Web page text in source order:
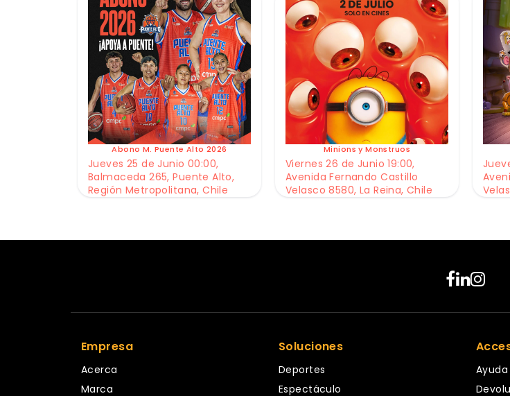
Abono M. Puente Alto 2026
Jueves 25 de Junio 00:00,
Balmaceda 265, Puente Alto,
Región Metropolitana, Chile
Minions y Monstruos
Viernes 26 de Junio 19:00,
Avenida Fernando Castillo
Velasco 8580, La Reina, Chile
Empresa
Acerca
Marca
Soluciones
Deportes
Espectáculo
Ayuda